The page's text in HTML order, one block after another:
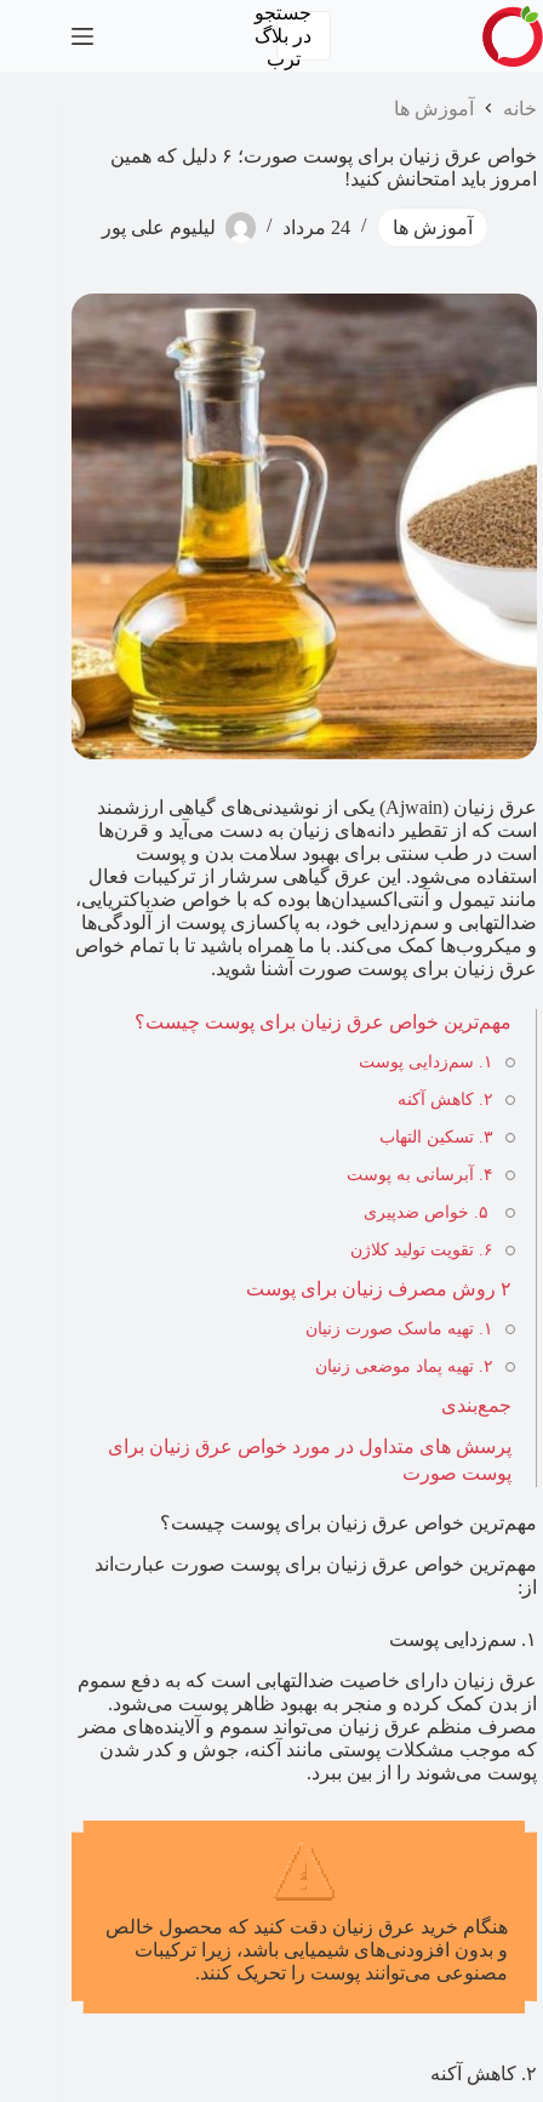
پرش
به
محتوا
جستجو
در بلاگ
ترب
خانه آموزش ها
خواص عرق زنیان برای پوست صورت؛ ۶ دلیل که همین
امروز باید امتحانش کنید!
آموزش ها 24 مرداد لیلیوم علی پور
عرق زنیان (Ajwain) یکی از نوشیدنی‌های گیاهی ارزشمند
است که از تقطیر دانه‌های زنیان به دست می‌آید و قرن‌ها
است در طب سنتی برای بهبود سلامت بدن و پوست
استفاده می‌شود. این عرق گیاهی سرشار از ترکیبات فعال
مانند تیمول و آنتی‌اکسیدان‌ها بوده که با خواص ضدباکتریایی،
ضدالتهابی و سم‌زدایی خود، به پاکسازی پوست از آلودگی‌ها
و میکروب‌ها کمک می‌کند. با ما همراه باشید تا با تمام خواص
عرق زنیان برای پوست صورت آشنا شوید.
مهم‌ترین خواص عرق زنیان برای پوست چیست؟
۱. سم‌زدایی پوست
۲. کاهش آکنه
۳. تسکین التهاب
۴. آبرسانی به پوست
۶. تقویت تولید کلاژن
۲ روش مصرف زنیان برای پوست
۱. تهیه ماسک صورت زنیان
۲. تهیه پماد موضعی زنیان
جمع‌بندی
پرسش های متداول در مورد خواص عرق زنیان برای
پوست صورت
مهم‌ترین خواص عرق زنیان برای پوست چیست؟
مهم‌ترین خواص عرق زنیان برای پوست صورت عبارت‌اند
از:
۱. سم‌زدایی پوست
عرق زنیان دارای خاصیت ضدالتهابی است که به دفع سموم
از بدن کمک کرده و منجر به بهبود ظاهر پوست می‌شود.
مصرف منظم عرق زنیان می‌تواند سموم و آلاینده‌های مضر
که موجب مشکلات پوستی مانند آکنه، جوش و کدر شدن
پوست می‌شوند را از بین ببرد.
هنگام خرید عرق زنیان دقت کنید که محصول خالص
و بدون افزودنی‌های شیمیایی باشد، زیرا ترکیبات
مصنوعی می‌توانند پوست را تحریک کنند.
۲. کاهش آکنه